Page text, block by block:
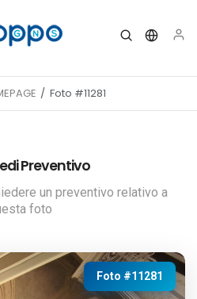
Foto #11281
Preventivo
un preventivo relativo a
foto
Foto #11281